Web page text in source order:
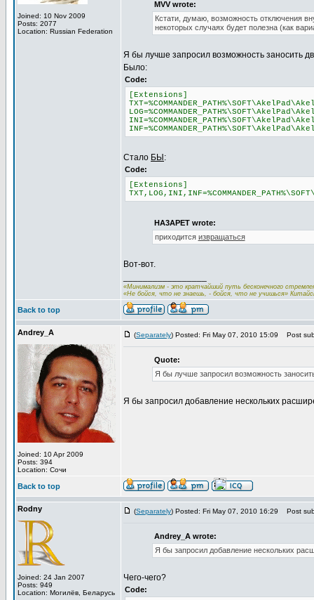
Joined: 10 Nov 2009
Posts: 2077
Location: Russian Federation
MVV wrote:
Кстати, думаю, возможность отключения
некоторых случаях будет полезна (как
Я бы лучше запросил возможность заносить
Было:
Code:
[Extensions]
Стало БЫ :
Code:
[Extensions]
HA3APET wrote:
приходится извращаться
Вот-вот.
«Минимализм - это кратчайший путь бесконечного
«Не бойся, что не знаешь, - бойся, что не учишься»
Back to top
Andrey_A
Joined: 10 Apr 2009
Posts: 394
Location: Сочи
(Separately) Posted: Fri May 07, 2010 15:09 Post
Quote:
Я бы лучше запросил возможность
Я бы запросил добавление нескольких
Back to top
Rodny
Joined: 24 Jan 2007
Posts: 949
Location: Могилёв, Беларусь
(Separately) Posted: Fri May 07, 2010 16:29 Post
Andrey_A wrote:
Я бы запросил добавление нескольких
Чего-чего?
Code: